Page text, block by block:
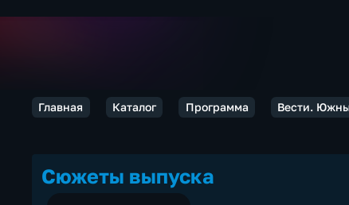
Главная Каталог Программа Вести.
Сюжеты выпуска